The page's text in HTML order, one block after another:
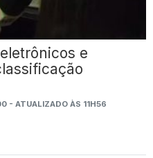
e
- ATUALIZADO ÀS 11H56